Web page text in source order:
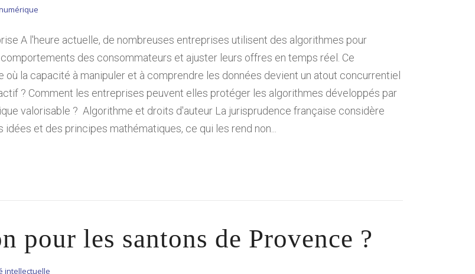
A l'heure actuelle, de nombreuses entreprises utilisent des algorithmes pour
des consommateurs et ajuster leurs offres en temps réel. Ce
où la capacité à manipuler et à comprendre les données devient un atout concurrentiel
? Comment les entreprises peuvent elles protéger les algorithmes développés par
valorisable ? Algorithme et droits d'auteur La jurisprudence française considère
et des principes mathématiques, ce qui les rend non...
pour les santons de Provence ?
intellectuelle